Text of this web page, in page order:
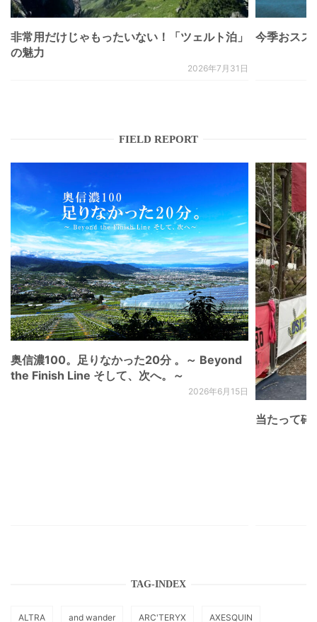
非常用だけじゃもったいない！「ツェルト泊」
の魅力
2026年7月31日
今季おスス
FIELD REPORT
奥信濃100。足りなかった20分 。～ Beyond
the Finish Line そして、次へ。～
2026年6月15日
当たって砕
TAG-INDEX
ALTRA and wander ARC'TERYX AXESQUIN